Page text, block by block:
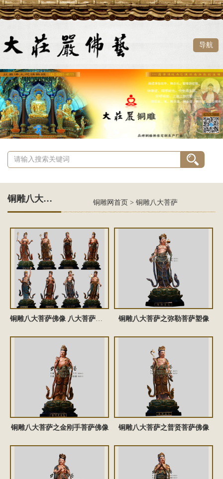
导航
铜雕八大菩萨 铜雕网首页 > 铜雕八大菩萨
铜雕八大菩萨之弥勒菩萨塑像
铜雕八大菩萨之金刚手菩萨佛像 铜雕八大菩萨之普贤菩萨佛像